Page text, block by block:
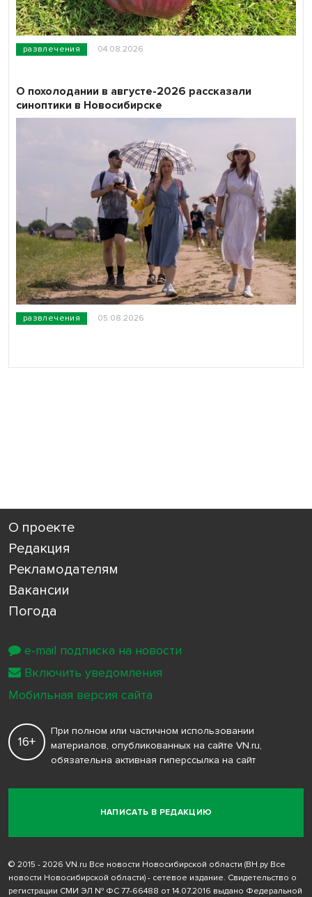
развлечения 04.08.2026
развлечения 05.08.2026
О похолодании в августе-2026 рассказали
синоптики в Новосибирске
О проекте
Редакция
Рекламодателям
Вакансии
Погода
НАПИСАТЬ В РЕДАКЦИЮ
16+
При полном или частичном использовании
материалов, опубликованных на сайте VN.ru,
обязательна активная гиперссылка на сайт
© 2015 - 2026 VN.ru Все новости Новосибирской области (ВН.ру Все
новости Новосибирской области) - сетевое издание. Свидетельство о
регистрации СМИ ЭЛ № ФС 77-66488 от 14.07.2016 выдано Федеральной
e-mail подписка на новости
Включить уведомления
Мобильная версия сайта